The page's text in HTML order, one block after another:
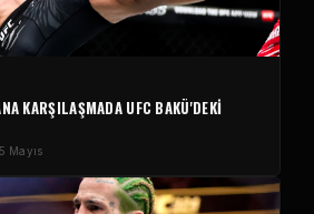
KARŞILAŞMADA UFC BAKÜ'DEKI
5 Mayıs